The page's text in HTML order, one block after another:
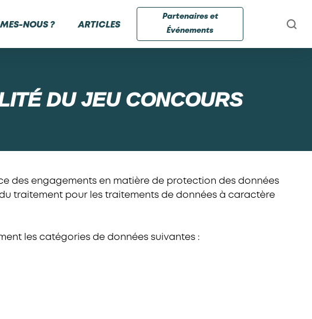
NOUS ? ARTICLES
Partenaires et
Événements
DU JEU CONCOURS
des engagements en matière de protection des données
du traitement pour les traitements de données à caractère
les catégories de données suivantes :